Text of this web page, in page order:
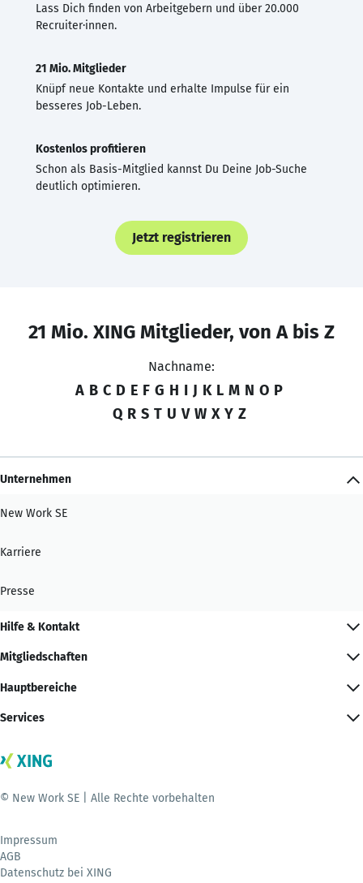
Lass Dich finden von Arbeitgebern und über 20.000
Recruiter·innen.
21 Mio. Mitglieder
Knüpf neue Kontakte und erhalte Impulse für ein
besseres Job-Leben.
Kostenlos profitieren
Schon als Basis-Mitglied kannst Du Deine Job-Suche
deutlich optimieren.
Jetzt registrieren
21 Mio. XING Mitglieder, von A bis Z
Nachname:
A B C D E F G H I J K L M N O P
Q R S T U V W X Y Z
Unternehmen
New Work SE
Karriere
Presse
Hilfe & Kontakt
Mitgliedschaften
Hauptbereiche
Services
© New Work SE | Alle Rechte vorbehalten
Impressum
AGB
Datenschutz bei XING